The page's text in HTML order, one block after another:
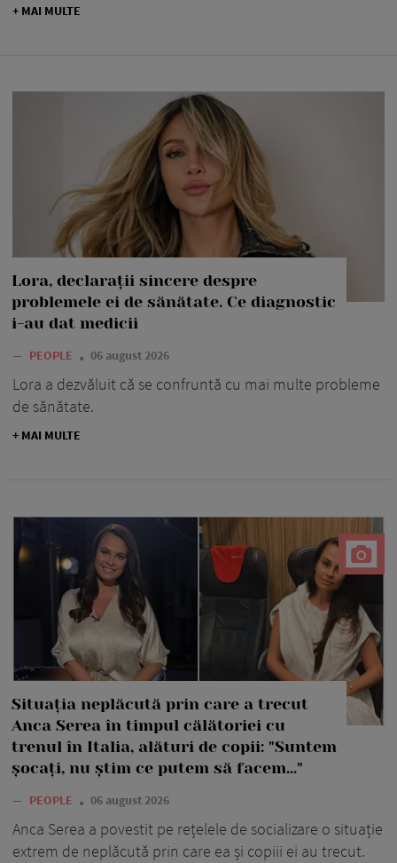
+ MAI MULTE
Lora, declarații sincere despre
problemele ei de sănătate. Ce diagnostic
i-au dat medicii
— PEOPLE 06 august 2026
Lora a dezvăluit că se confruntă cu mai multe probleme
de sănătate.
+ MAI MULTE
Situația neplăcută prin care a trecut
Anca Serea în timpul călătoriei cu
trenul în Italia, alături de copii: "Suntem
șocați, nu știm ce putem să facem..."
— PEOPLE 06 august 2026
Anca Serea a povestit pe rețelele de socializare o situație
extrem de neplăcută prin care ea și copiii ei au trecut.